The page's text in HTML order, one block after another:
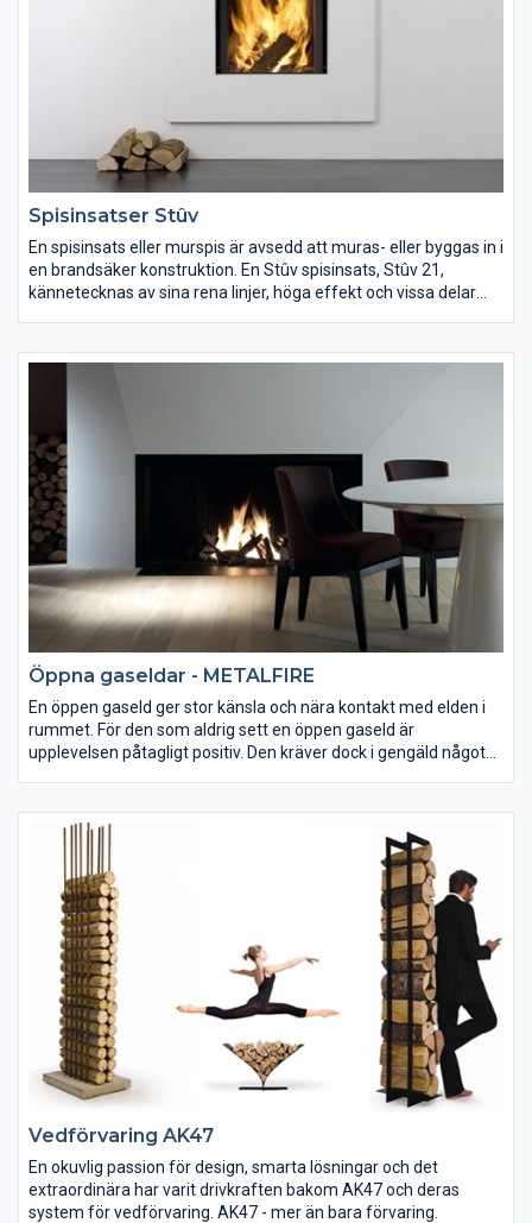
Spisinsatser Stûv
En spisinsats eller murspis är avsedd att muras- eller byggas in i
en brandsäker konstruktion. En Stûv spisinsats, Stûv 21,
kännetecknas av sina rena linjer, höga effekt och vissa delar
elegant in i ovanliggande konstruktion. Den har även en
Öppna gaseldar - METALFIRE
En öppen gaseld ger stor känsla och nära kontakt med elden i
rummet. För den som aldrig sett en öppen gaseld är
upplevelsen påtagligt positiv. Den kräver dock i gengäld något
Vedförvaring AK47
En okuvlig passion för design, smarta lösningar och det
extraordinära har varit drivkraften bakom AK47 och deras
system för vedförvaring. AK47 - mer än bara förvaring.